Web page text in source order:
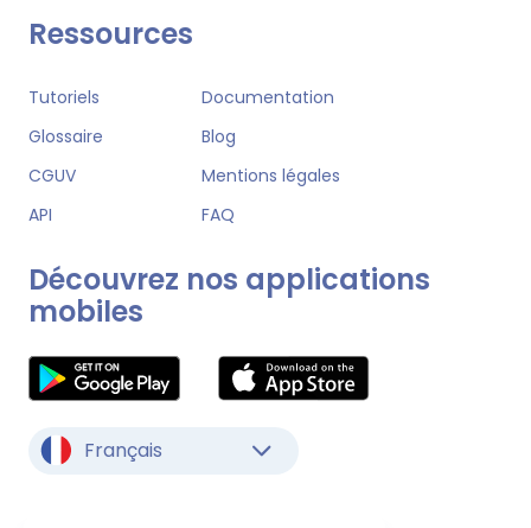
Ressources
Tutoriels
Documentation
Glossaire
Blog
CGUV
Mentions légales
API
FAQ
Découvrez nos applications
mobiles
Français